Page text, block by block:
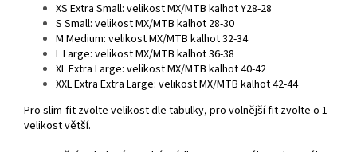
XS Extra Small: velikost MX/MTB kalhot Y28-28
S Small: velikost MX/MTB kalhot 28-30
M Medium: velikost MX/MTB kalhot 32-34
L Large: velikost MX/MTB kalhot 36-38
XL Extra Large: velikost MX/MTB kalhot 40-42
XXL Extra Extra Large: velikost MX/MTB kalhot 42-44
Pro slim-fit zvolte velikost dle tabulky, pro volnější fit zvolte o 1
velikost větší.